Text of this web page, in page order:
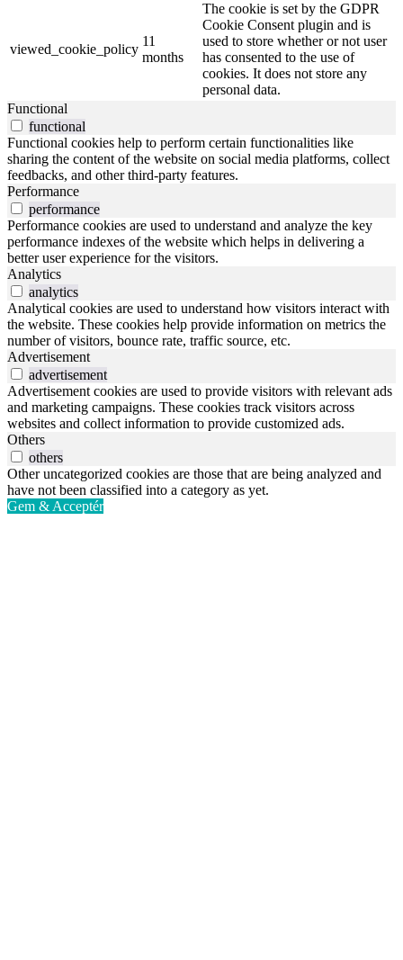
viewed_cookie_policy
11
months
The cookie is set by the GDPR
Cookie Consent plugin and is
used to store whether or not user
has consented to the use of
cookies. It does not store any
personal data.
Functional
functional
Functional cookies help to perform certain functionalities like
sharing the content of the website on social media platforms, collect
feedbacks, and other third-party features.
Performance
performance
Performance cookies are used to understand and analyze the key
performance indexes of the website which helps in delivering a
better user experience for the visitors.
Analytics
analytics
Analytical cookies are used to understand how visitors interact with
the website. These cookies help provide information on metrics the
number of visitors, bounce rate, traffic source, etc.
Advertisement
advertisement
Advertisement cookies are used to provide visitors with relevant ads
and marketing campaigns. These cookies track visitors across
websites and collect information to provide customized ads.
Others
others
Other uncategorized cookies are those that are being analyzed and
have not been classified into a category as yet.
Gem & Acceptér